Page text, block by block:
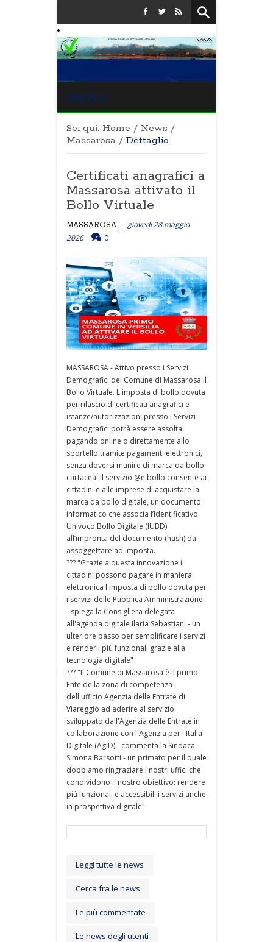
MENU
Sei qui: Home / News /
Massarosa / Dettaglio
Certificati anagrafici a
Massarosa attivato il
Bollo Virtuale
MASSAROSA
giovedì 28 maggio
2026
0
MASSAROSA - Attivo presso i Servizi
Demografici del Comune di Massarosa il
Bollo Virtuale. L'imposta di bollo dovuta
per rilascio di certificati anagrafici e
istanze/autorizzazioni presso i Servizi
Demografici potrà essere assolta
pagando online o direttamente allo
sportello tramite pagamenti elettronici,
senza doversi munire di marca da bollo
cartacea. Il servizio @e.bollo consente ai
cittadini e alle imprese di acquistare la
marca da bollo digitale, un documento
informatico che associa l’Identificativo
Univoco Bollo Digitale (IUBD)
all’impronta del documento (hash) da
assoggettare ad imposta.
??? "Grazie a questa innovazione i
cittadini possono pagare in maniera
elettronica l'imposta di bollo dovuta per
i servizi delle Pubblica Amministrazione
- spiega la Consigliera delegata
all'agenda digitale Ilaria Sebastiani - un
ulteriore passo per semplificare i servizi
e renderli più funzionali grazie alla
tecnologia digitale"
??? "Il Comune di Massarosa è il primo
Ente della zona di competenza
dell'ufficio Agenzia delle Entrate di
Viareggio ad aderire al servizio
sviluppato dall'Agenzia delle Entrate in
collaborazione con l'Agenzia per l'Italia
Digitale (AgID) - commenta la Sindaca
Simona Barsotti - un primato per il quale
dobbiamo ringraziare i nostri uffici che
condividono il nostro obiettivo: rendere
più funzionali e accessibili i servizi anche
in prospettiva digitale"
Leggi tutte le news
Cerca fra le news
Le più commentate
Le news degli utenti